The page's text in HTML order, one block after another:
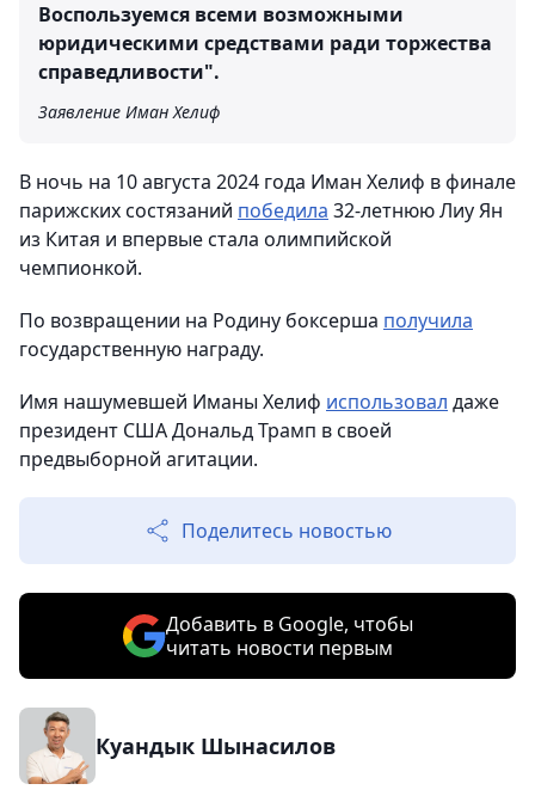
Воспользуемся всеми возможными
юридическими средствами ради торжества
справедливости".
Заявление Иман Хелиф
В ночь на 10 августа 2024 года Иман Хелиф в финале
парижских состязаний победила 32-летнюю Лиу Ян
из Китая и впервые стала олимпийской
чемпионкой.
По возвращении на Родину боксерша получила
государственную награду.
Имя нашумевшей Иманы Хелиф использовал даже
президент США Дональд Трамп в своей
предвыборной агитации.
Поделитесь новостью
Добавить в Google, чтобы
читать новости первым
Куандык Шынасилов